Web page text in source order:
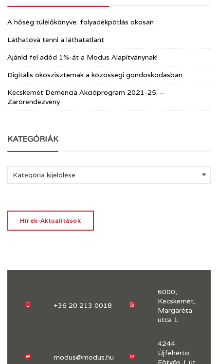
A hőség túlélőkönyve: folyadékpótlás okosan
Láthatóvá tenni a láthatatlant
Ajánld fel adód 1%-át a Modus Alapítványnak!
Digitális ökoszisztémák a közösségi gondoskodásban
Kecskemét Demencia Akcióprogram 2021-25. –
Zárórendezvény
KATEGÓRIÁK
Hírek-Aktualitások
+36 20 213 0018
6000,
Kecskemét,
Margaréta
utca 1.
modus@modus.hu
4244
Újfehértó